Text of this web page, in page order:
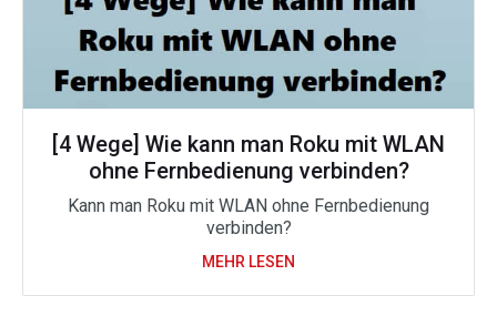
[4 Wege] Wie kann man Roku mit WLAN
ohne Fernbedienung verbinden?
Kann man Roku mit WLAN ohne Fernbedienung
verbinden?
MEHR LESEN